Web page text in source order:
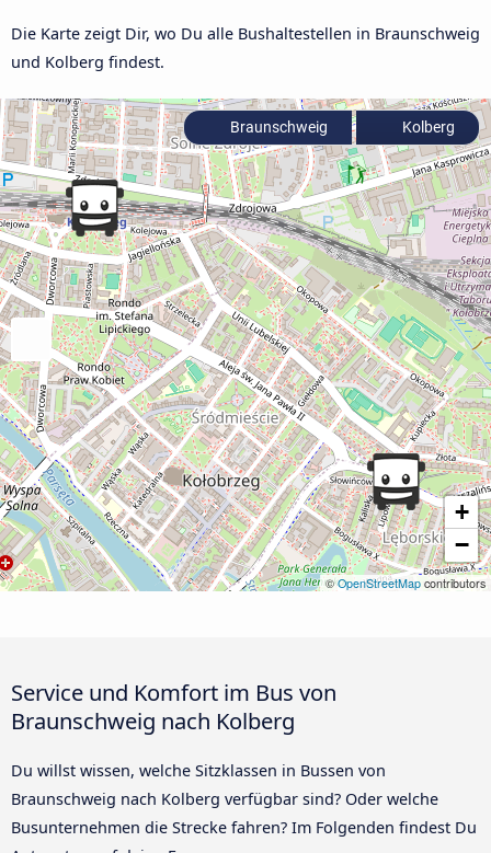
Die Karte zeigt Dir, wo Du alle Bushaltestellen in Braunschweig
und Kolberg findest.
+
−
©OpenStreetMap contributors
Braunschweig Kolberg
Service und Komfort im Bus von
Braunschweig nach Kolberg
Du willst wissen, welche Sitzklassen in Bussen von
Braunschweig nach Kolberg verfügbar sind? Oder welche
Busunternehmen die Strecke fahren? Im Folgenden findest Du